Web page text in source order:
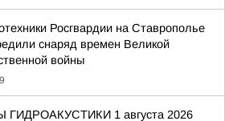
Росгвардии на Ставрополье
снаряд времен Великой
войны
ГИДРОАКУСТИКИ 1 августа 2026